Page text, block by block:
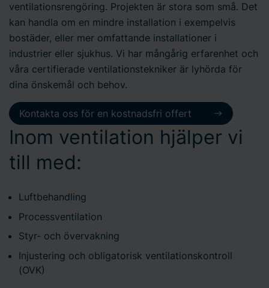
ventilationsrengöring. Projekten är stora som små. Det
kan handla om en mindre installation i exempelvis
bostäder, eller mer omfattande installationer i
industrier eller sjukhus. Vi har mångårig erfarenhet och
våra certifierade ventilationstekniker är lyhörda för
dina önskemål och behov.
Kontakta oss för en kostnadsfri offert
Inom ventilation hjälper vi
till med:
Luftbehandling
Processventilation
Styr- och övervakning
Injustering och obligatorisk ventilationskontroll
(OVK)